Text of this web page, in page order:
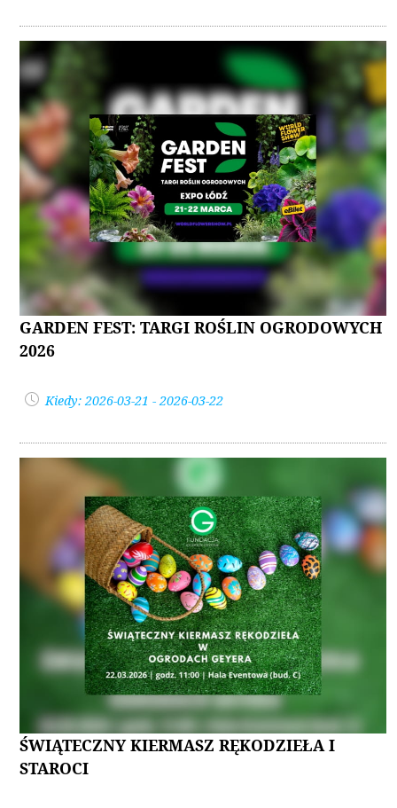
GARDEN FEST: TARGI ROŚLIN OGRODOWYCH
2026
Kiedy: 2026-03-21 - 2026-03-22
ŚWIĄTECZNY KIERMASZ RĘKODZIEŁA I
STAROCI